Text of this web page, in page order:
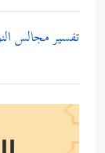
تفسير مجالس